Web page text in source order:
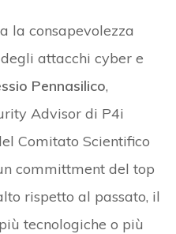
la consapevolezza
attacchi cyber e
Pennasilico,
Advisor di P4i
Comitato Scientifico
committment del top
rispetto al passato, il
tecnologiche o più